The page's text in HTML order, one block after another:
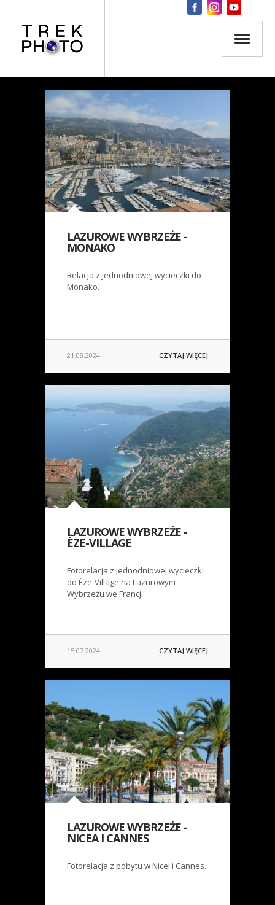
LAZUROWE WYBRZEŻE -
MONAKO
Relacja z jednodniowej wycieczki do
Monako.
21.08.2024 CZYTAJ WIĘCEJ
LAZUROWE WYBRZEŻE -
ÈZE-VILLAGE
Fotorelacja z jednodniowej wycieczki
do Èze-Village na Lazurowym
Wybrzeżu we Francji.
15.07.2024 CZYTAJ WIĘCEJ
LAZUROWE WYBRZEŻE -
NICEA I CANNES
Fotorelacja z pobytu w Nicei i Cannes.